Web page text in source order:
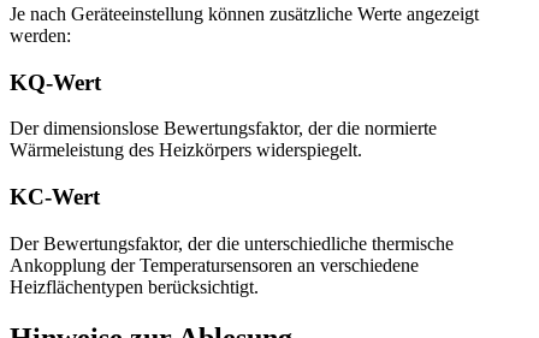
Je nach Geräteeinstellung können zusätzliche Werte angezeigt
werden:
KQ-Wert
Der dimensionslose Bewertungsfaktor, der die normierte
Wärmeleistung des Heizkörpers widerspiegelt.
KC-Wert
Der Bewertungsfaktor, der die unterschiedliche thermische
Ankopplung der Temperatursensoren an verschiedene
Heizflächentypen berücksichtigt.